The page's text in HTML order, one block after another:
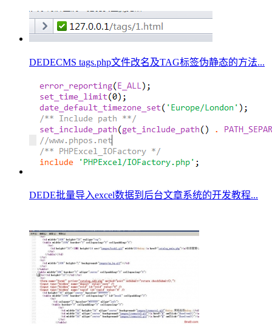
DEDECMS tags.php文件改名及TAG标签伪静态的方法...
DEDE批量导入excel数据到后台文章系统的开发教程...